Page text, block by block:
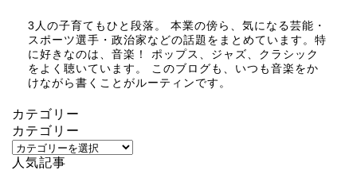
3人の子育てもひと段落。 本業の傍ら、気になる芸能・
スポーツ選手・政治家などの話題をまとめています。特
に好きなのは、音楽！ ポップス、ジャズ、クラシック
をよく聴いています。 このブログも、いつも音楽をか
けながら書くことがルーティンです。
カテゴリー
カテゴリー
人気記事